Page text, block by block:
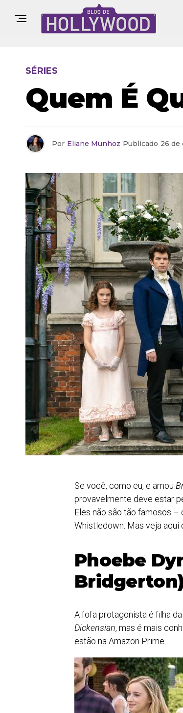
SÉRIES
Quem É
Por Eliane Munhoz Publicado 26 de
Se você, como eu, e amou
provavelmente deve estar
Eles não são tão famosos
Whistledown. Mas veja
Phoebe
A fofa protagonista é filha
Dickensian, mas é mais
estão na Amazon Prime.